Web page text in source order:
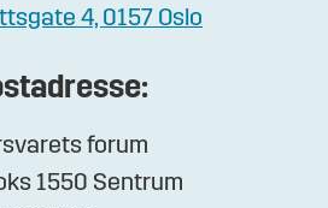
4, 0157 Oslo
forum
1550 Sentrum